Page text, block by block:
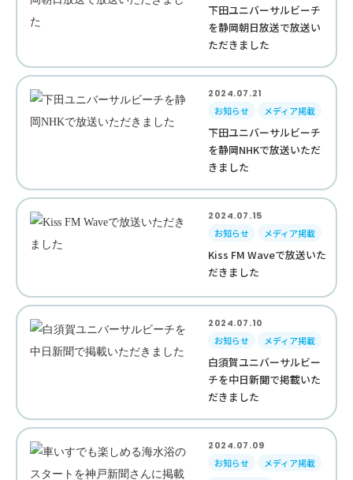
下田ユニバーサルビーチ
を静岡朝日放送で放送い
ただきました
2024.07.21
お知らせ
メディア掲載
下田ユニバーサルビーチ
を静岡NHKで放送いただ
きました
2024.07.15
お知らせ
メディア掲載
Kiss FM Waveで放送いた
だきました
2024.07.10
お知らせ
メディア掲載
白須賀ユニバーサルビー
チを中日新聞で掲載いた
だきました
2024.07.09
お知らせ
メディア掲載